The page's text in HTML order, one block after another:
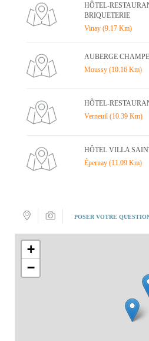
HÔTEL-
BRIQUETERIE
Vinay (9.17 Km)
AUBERGE
Moussy (10.16 Km)
HÔTEL-
Verneuil (10.39 Km)
HÔTEL VILLA
Épernay (11.09 Km)
POSER VOTRE
+
−